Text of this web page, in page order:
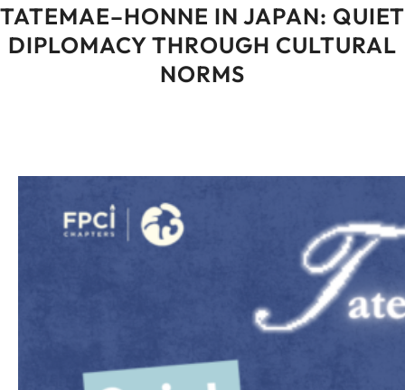
TATEMAE–HONNE IN JAPAN: QUIET
DIPLOMACY THROUGH CULTURAL
NORMS